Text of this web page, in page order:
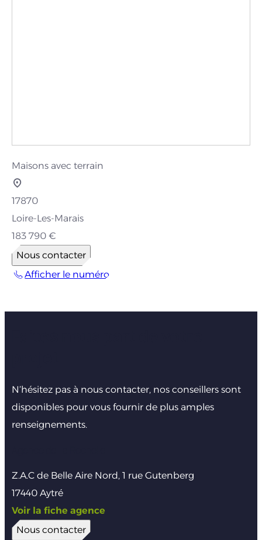
Maisons avec terrain
17870
Loire-Les-Marais
183 790 €
Nous contacter
Afficher le numéro
N’hésitez pas à nous contacter, nos conseillers sont
disponibles pour vous fournir de plus amples
renseignements.
Z.A.C de Belle Aire Nord, 1 rue Gutenberg
17440 Aytré
Voir la fiche agence
Nous contacter